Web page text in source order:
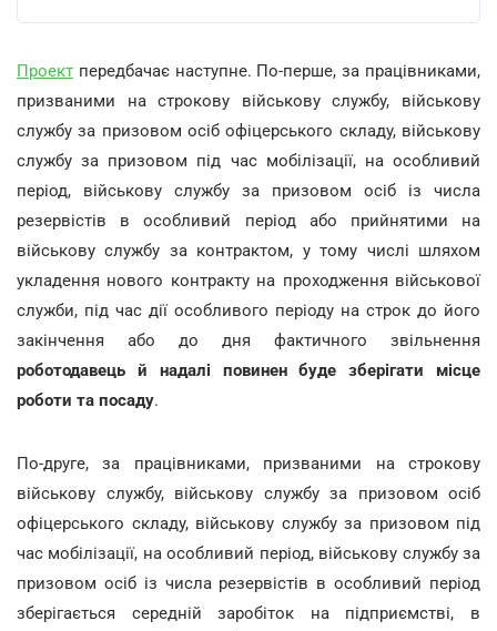
Проект передбачає наступне. По-перше, за працівниками,
призваними на строкову військову службу, військову
службу за призовом осіб офіцерського складу, військову
службу за призовом під час мобілізації, на особливий
період, військову службу за призовом осіб із числа
резервістів в особливий період або прийнятими на
військову службу за контрактом, у тому числі шляхом
укладення нового контракту на проходження військової
служби, під час дії особливого періоду на строк до його
закінчення або до дня фактичного звільнення
роботодавець й надалі повинен буде зберігати місце
роботи та посаду.
По-друге, за працівниками, призваними на строкову
військову службу, військову службу за призовом осіб
офіцерського складу, військову службу за призовом під
час мобілізації, на особливий період, військову службу за
призовом осіб із числа резервістів в особливий період
зберігається
середній заробіток на підприємстві, в